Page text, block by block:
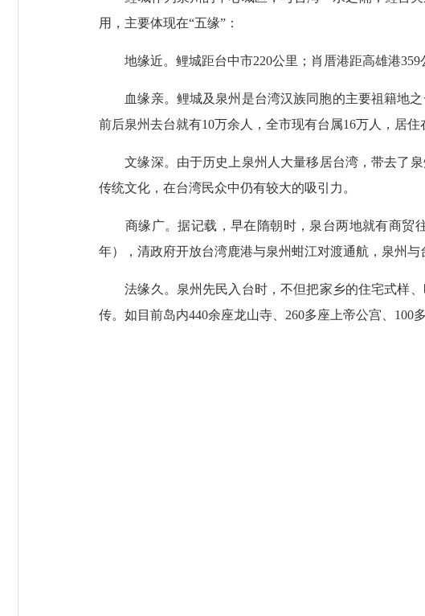
用，主要体现在“五缘”：
地缘近。鲤城距台中市220公里；肖厝港距高雄港359
血缘亲。鲤城及泉州是台湾汉族同胞的主要祖籍地之
前后泉州去台就有10万余人，全市现有台属16万人，居住
文缘深。由于历史上泉州人大量移居台湾，带去了泉
传统文化，在台湾民众中仍有较大的吸引力。
商缘广。据记载，早在隋朝时，泉台两地就有商贸往
年），清政府开放台湾鹿港与泉州蚶江对渡通航，泉州与
法缘久。泉州先民入台时，不但把家乡的住宅式样、
传。如目前岛内440余座龙山寺、260多座上帝公宫、100